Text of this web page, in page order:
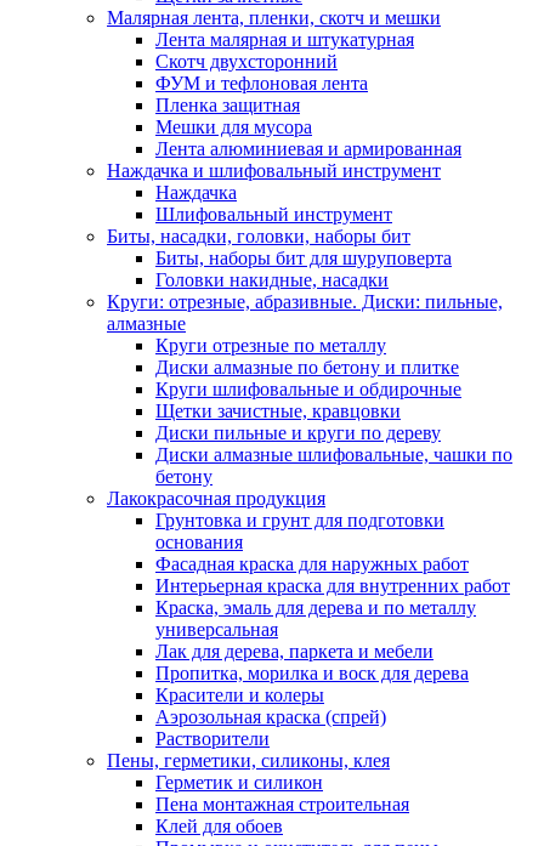
Малярная лента, пленки, скотч и мешки
Лента малярная и штукатурная
Скотч двухсторонний
ФУМ и тефлоновая лента
Пленка защитная
Мешки для мусора
Лента алюминиевая и армированная
Наждачка и шлифовальный инструмент
Наждачка
Шлифовальный инструмент
Биты, насадки, головки, наборы бит
Биты, наборы бит для шуруповерта
Головки накидные, насадки
Круги: отрезные, абразивные. Диски: пильные,
алмазные
Круги отрезные по металлу
Диски алмазные по бетону и плитке
Круги шлифовальные и обдирочные
Щетки зачистные, кравцовки
Диски пильные и круги по дереву
Диски алмазные шлифовальные, чашки по
бетону
Лакокрасочная продукция
Грунтовка и грунт для подготовки
основания
Фасадная краска для наружных работ
Интерьерная краска для внутренних работ
Краска, эмаль для дерева и по металлу
универсальная
Лак для дерева, паркета и мебели
Пропитка, морилка и воск для дерева
Красители и колеры
Аэрозольная краска (спрей)
Растворители
Пены, герметики, силиконы, клея
Герметик и силикон
Пена монтажная строительная
Клей для обоев